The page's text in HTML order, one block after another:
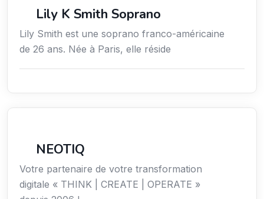
Lily K Smith Soprano
Lily Smith est une soprano franco-américaine
de 26 ans. Née à Paris, elle réside
NEOTIQ
Votre partenaire de votre transformation
digitale « THINK | CREATE | OPERATE »